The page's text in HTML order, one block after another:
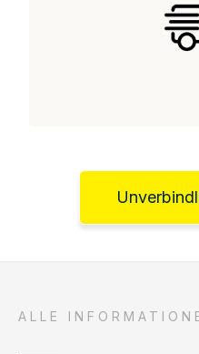
ALLE